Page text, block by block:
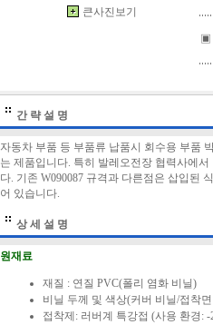
큰사진보기
▣
간 략 설 명
자동차 부품 등 부품류 납품시 회수용 부품
는 제품입니다. 특히 발레오전장 협력사에
다. 기존 W090087 규격과 다른점은 삽입된
어 있습니다.
상 세 설 명
원재료
재질 : 연질 PVC(폴리 염화 비닐)
비닐 두께 및 색상(커버 비닐/접착
접착제: 러버계 특강접 (사용 환경: